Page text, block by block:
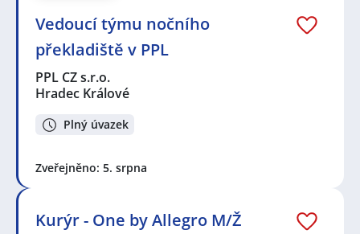
Vedoucí týmu nočního
překladiště v PPL
PPL CZ s.r.o.
Hradec Králové
Plný úvazek
Zveřejněno: 5. srpna
Kurýr - One by Allegro M/Ž